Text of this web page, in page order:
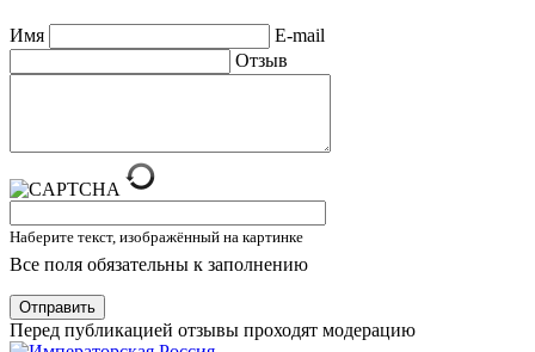
Имя
E-mail
Отзыв
Наберите текст, изображённый на картинке
Все поля обязательны к заполнению
Отправить
Перед публикацией отзывы проходят модерацию